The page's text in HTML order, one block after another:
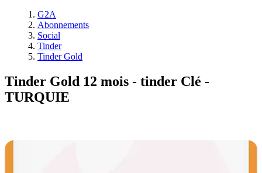
G2A
Abonnements
Social
Tinder
Tinder Gold
Tinder Gold 12 mois - tinder Clé -
TURQUIE